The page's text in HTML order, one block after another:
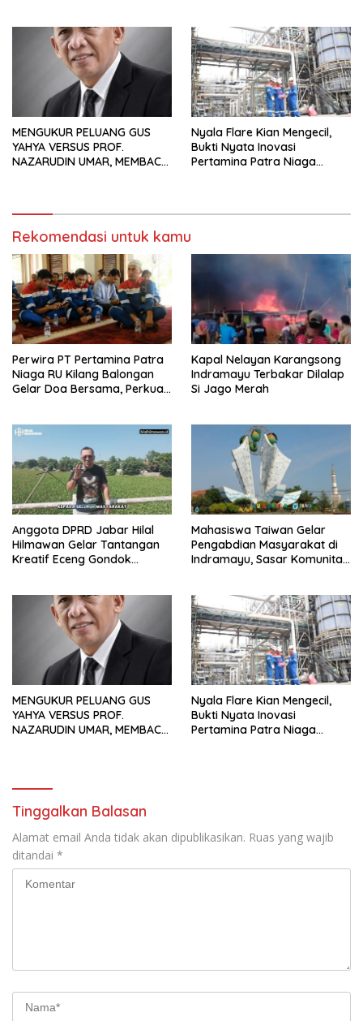
MENGUKUR PELUANG GUS
YAHYA VERSUS PROF.
NAZARUDIN UMAR, MEMBACA
Nyala Flare Kian Mengecil,
Bukti Nyata Inovasi
Pertamina Patra Niaga
Rekomendasi untuk kamu
Perwira PT Pertamina Patra
Niaga RU Kilang Balongan
Gelar Doa Bersama, Perkuat
Kapal Nelayan Karangsong
Indramayu Terbakar Dilalap
Si Jago Merah
Anggota DPRD Jabar Hilal
Hilmawan Gelar Tantangan
Kreatif Eceng Gondok
Mahasiswa Taiwan Gelar
Pengabdian Masyarakat di
Indramayu, Sasar Komunitas
MENGUKUR PELUANG GUS
YAHYA VERSUS PROF.
NAZARUDIN UMAR, MEMBACA
Nyala Flare Kian Mengecil,
Bukti Nyata Inovasi
Pertamina Patra Niaga
Tinggalkan Balasan
Alamat email Anda tidak akan dipublikasikan. Ruas yang wajib
ditandai *